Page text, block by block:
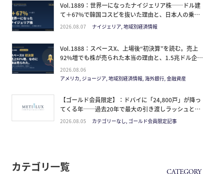
Vol.1889：世界一になったナイジェリア株──ドル建
て＋67%で韓国コスピを抜いた理由と、日本人の乗り
方
2026.08.07 ナイジェリア, 地域別経済情報
Vol.1888：スペースX、上場後“初決算”を読む。売上
92%増でも株が売られた本当の理由と、1.5兆ドル企業
の買い方。
2026.08.06
アメリカ, ジョージア, 地域別経済情報, 海外銀行, 金融資産
【ゴールド会員限定】：ドバイに「24,800戸」が降っ
てくる年──過去20年で最大の引き渡しラッシュと、
ミサイルが崩した“安全神話”。2027年の供給ピーク
2026.08.05 カテゴリーなし, ゴールド会員限定記事
カテゴリ一覧